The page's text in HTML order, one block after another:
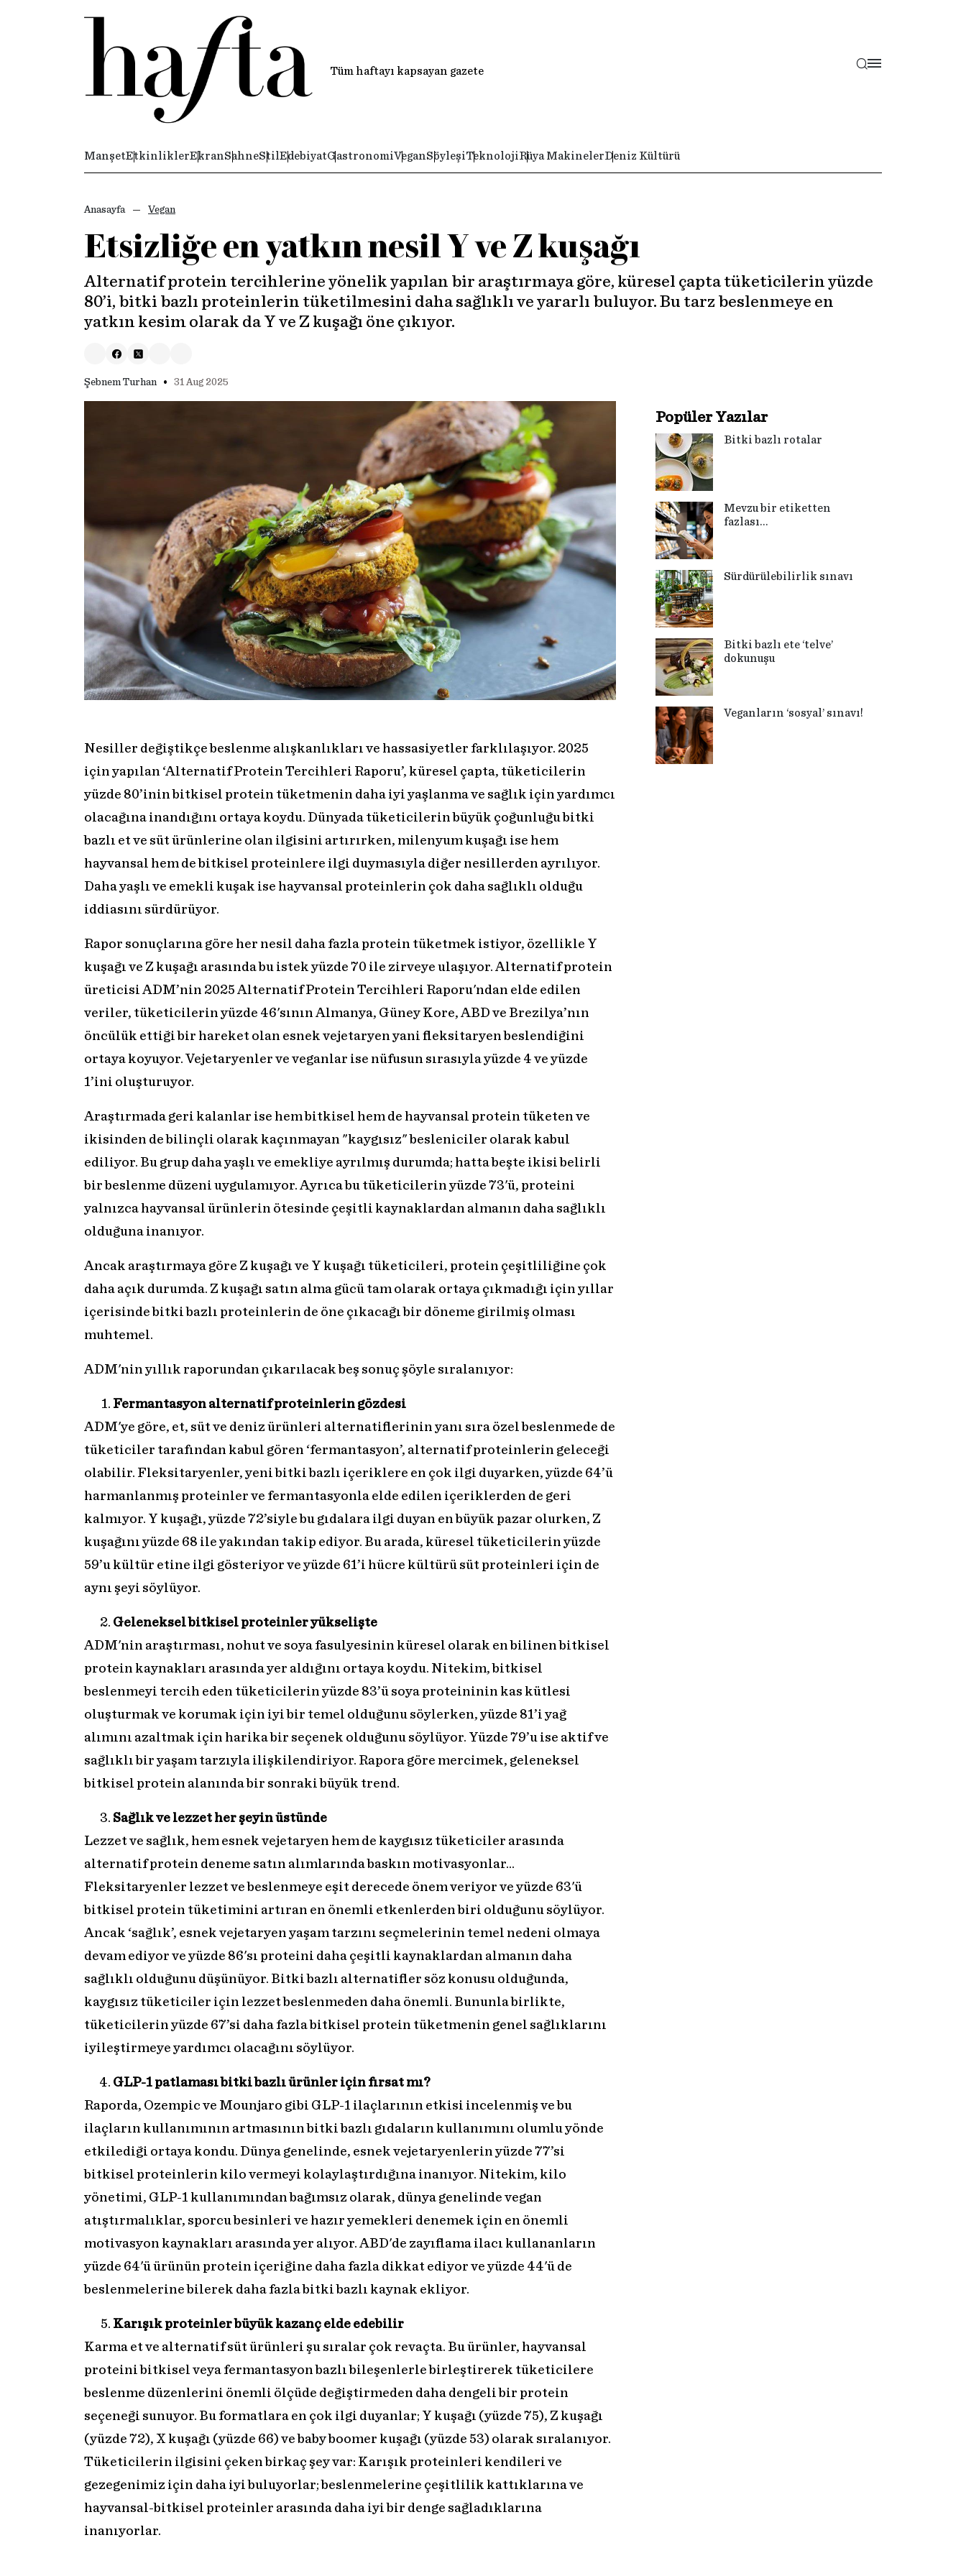
Tüm haftayı kapsayan gazete
ManşetEtkinliklerEkranSahneStil EdebiyatGastronomiVeganSöyleşiTeknolojiRüya MakinelerDeniz Kültürü
Anasayfa Vegan
Etsizliğe en yatkın nesil Y ve Z kuşağı
Alternatif protein tercihlerine yönelik yapılan bir araştırmaya göre, küresel çapta tüketicilerin yüzde
80’i, bitki bazlı proteinlerin tüketilmesini daha sağlıklı ve yararlı buluyor. Bu tarz beslenmeye en
yatkın kesim olarak da Y ve Z kuşağı öne çıkıyor.
Şebnem Turhan • 31 Aug 2025
Nesiller değiştikçe beslenme alışkanlıkları ve hassasiyetler farklılaşıyor. 2025
için yapılan ‘Alternatif Protein Tercihleri Raporu’, küresel çapta, tüketicilerin
yüzde 80’inin bitkisel protein tüketmenin daha iyi yaşlanma ve sağlık için yardımcı
olacağına inandığını ortaya koydu. Dünyada tüketicilerin büyük çoğunluğu bitki
bazlı et ve süt ürünlerine olan ilgisini artırırken, milenyum kuşağı ise hem
hayvansal hem de bitkisel proteinlere ilgi duymasıyla diğer nesillerden ayrılıyor.
Daha yaşlı ve emekli kuşak ise hayvansal proteinlerin çok daha sağlıklı olduğu
iddiasını sürdürüyor.
Rapor sonuçlarına göre her nesil daha fazla protein tüketmek istiyor, özellikle Y
kuşağı ve Z kuşağı arasında bu istek yüzde 70 ile zirveye ulaşıyor. Alternatif protein
üreticisi ADM’nin 2025 Alternatif Protein Tercihleri Raporu'ndan elde edilen
veriler, tüketicilerin yüzde 46'sının Almanya, Güney Kore, ABD ve Brezilya’nın
öncülük ettiği bir hareket olan esnek vejetaryen yani fleksitaryen beslendiğini
ortaya koyuyor. Vejetaryenler ve veganlar ise nüfusun sırasıyla yüzde 4 ve yüzde
1’ini oluşturuyor.
Araştırmada geri kalanlar ise hem bitkisel hem de hayvansal protein tüketen ve
ikisinden de bilinçli olarak kaçınmayan "kaygısız" besleniciler olarak kabul
ediliyor. Bu grup daha yaşlı ve emekliye ayrılmış durumda; hatta beşte ikisi belirli
bir beslenme düzeni uygulamıyor. Ayrıca bu tüketicilerin yüzde 73'ü, proteini
yalnızca hayvansal ürünlerin ötesinde çeşitli kaynaklardan almanın daha sağlıklı
olduğuna inanıyor.
Ancak araştırmaya göre Z kuşağı ve Y kuşağı tüketicileri, protein çeşitliliğine çok
daha açık durumda. Z kuşağı satın alma gücü tam olarak ortaya çıkmadığı için yıllar
içerisinde bitki bazlı proteinlerin de öne çıkacağı bir döneme girilmiş olması
muhtemel.
ADM'nin yıllık raporundan çıkarılacak beş sonuç şöyle sıralanıyor:
Fermantasyon alternatif proteinlerin gözdesi
ADM'ye göre, et, süt ve deniz ürünleri alternatiflerinin yanı sıra özel beslenmede de
tüketiciler tarafından kabul gören ‘fermantasyon’, alternatif proteinlerin geleceği
olabilir. Fleksitaryenler, yeni bitki bazlı içeriklere en çok ilgi duyarken, yüzde 64’ü
harmanlanmış proteinler ve fermantasyonla elde edilen içeriklerden de geri
kalmıyor. Y kuşağı, yüzde 72’siyle bu gıdalara ilgi duyan en büyük pazar olurken, Z
kuşağını yüzde 68 ile yakından takip ediyor. Bu arada, küresel tüketicilerin yüzde
59’u kültür etine ilgi gösteriyor ve yüzde 61’i hücre kültürü süt proteinleri için de
aynı şeyi söylüyor.
Geleneksel bitkisel proteinler yükselişte
ADM'nin araştırması, nohut ve soya fasulyesinin küresel olarak en bilinen bitkisel
protein kaynakları arasında yer aldığını ortaya koydu. Nitekim, bitkisel
beslenmeyi tercih eden tüketicilerin yüzde 83’ü soya proteininin kas kütlesi
oluşturmak ve korumak için iyi bir temel olduğunu söylerken, yüzde 81’i yağ
alımını azaltmak için harika bir seçenek olduğunu söylüyor. Yüzde 79’u ise aktif ve
sağlıklı bir yaşam tarzıyla ilişkilendiriyor. Rapora göre mercimek, geleneksel
bitkisel protein alanında bir sonraki büyük trend.
Sağlık ve lezzet her şeyin üstünde
Lezzet ve sağlık, hem esnek vejetaryen hem de kaygısız tüketiciler arasında
alternatif protein deneme satın alımlarında baskın motivasyonlar...
Fleksitaryenler lezzet ve beslenmeye eşit derecede önem veriyor ve yüzde 63'ü
bitkisel protein tüketimini artıran en önemli etkenlerden biri olduğunu söylüyor.
Ancak ‘sağlık’, esnek vejetaryen yaşam tarzını seçmelerinin temel nedeni olmaya
devam ediyor ve yüzde 86'sı proteini daha çeşitli kaynaklardan almanın daha
sağlıklı olduğunu düşünüyor. Bitki bazlı alternatifler söz konusu olduğunda,
kaygısız tüketiciler için lezzet beslenmeden daha önemli. Bununla birlikte,
tüketicilerin yüzde 67’si daha fazla bitkisel protein tüketmenin genel sağlıklarını
iyileştirmeye yardımcı olacağını söylüyor.
GLP-1 patlaması bitki bazlı ürünler için fırsat mı?
Raporda, Ozempic ve Mounjaro gibi GLP-1 ilaçlarının etkisi incelenmiş ve bu
ilaçların kullanımının artmasının bitki bazlı gıdaların kullanımını olumlu yönde
etkilediği ortaya kondu. Dünya genelinde, esnek vejetaryenlerin yüzde 77’si
bitkisel proteinlerin kilo vermeyi kolaylaştırdığına inanıyor. Nitekim, kilo
yönetimi, GLP-1 kullanımından bağımsız olarak, dünya genelinde vegan
atıştırmalıklar, sporcu besinleri ve hazır yemekleri denemek için en önemli
motivasyon kaynakları arasında yer alıyor. ABD'de zayıflama ilacı kullananların
yüzde 64'ü ürünün protein içeriğine daha fazla dikkat ediyor ve yüzde 44'ü de
beslenmelerine bilerek daha fazla bitki bazlı kaynak ekliyor.
Karışık proteinler büyük kazanç elde edebilir
Karma et ve alternatif süt ürünleri şu sıralar çok revaçta. Bu ürünler, hayvansal
proteini bitkisel veya fermantasyon bazlı bileşenlerle birleştirerek tüketicilere
beslenme düzenlerini önemli ölçüde değiştirmeden daha dengeli bir protein
seçeneği sunuyor. Bu formatlara en çok ilgi duyanlar; Y kuşağı (yüzde 75), Z kuşağı
(yüzde 72), X kuşağı (yüzde 66) ve baby boomer kuşağı (yüzde 53) olarak sıralanıyor.
Tüketicilerin ilgisini çeken birkaç şey var: Karışık proteinleri kendileri ve
gezegenimiz için daha iyi buluyorlar; beslenmelerine çeşitlilik kattıklarına ve
hayvansal-bitkisel proteinler arasında daha iyi bir denge sağladıklarına
inanıyorlar.
Popüler Yazılar
Bitki bazlı rotalar
Mevzu bir etiketten
fazlası…
Sürdürülebilirlik sınavı
Bitki bazlı ete ‘telve’
dokunuşu
Veganların ‘sosyal’ sınavı!